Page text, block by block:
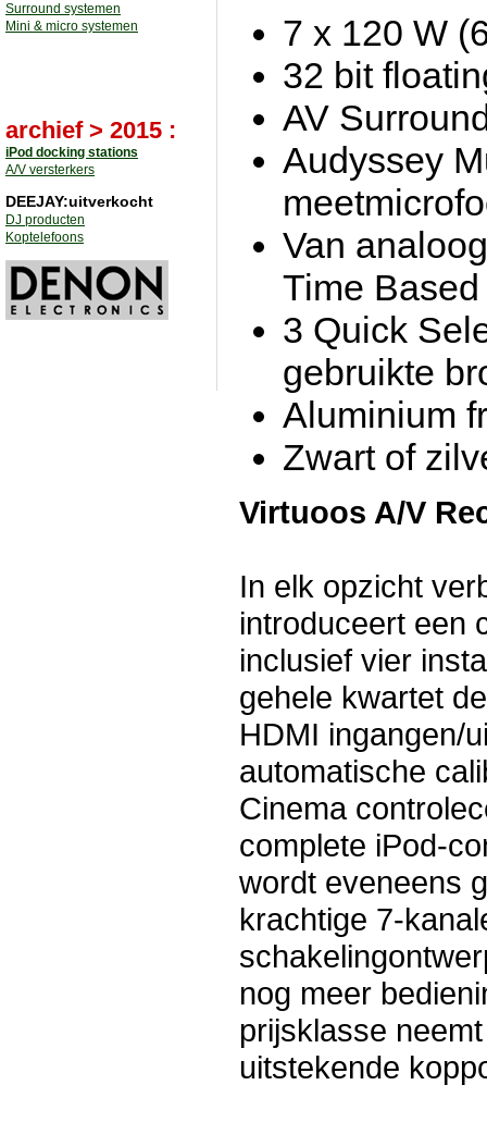
Surround systemen
Mini & micro systemen
archief > 2015 :
iPod docking stations
A/V versterkers
DEEJAY:uitverkocht
DJ producten
Koptelefoons
7 x 120 W
32 bit
AV
Audyssey
Van
Time
3 Quick
gebruikte
Aluminium
Zwart of
Virtuoos A/V
In elk opzicht
introduceert een
inclusief vier
gehele kwartet
HDMI ingangen/
automatische
Cinema
complete iPod-
wordt eveneens
krachtige 7-
nog meer
prijsklasse
uitstekende